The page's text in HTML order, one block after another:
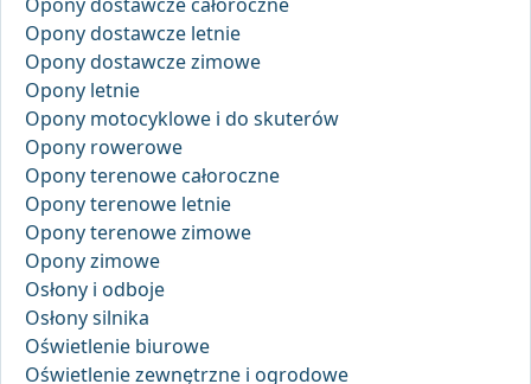
Opony dostawcze letnie
Opony dostawcze zimowe
Opony letnie
Opony motocyklowe i do skuterów
Opony rowerowe
Opony terenowe całoroczne
Opony terenowe letnie
Opony terenowe zimowe
Opony zimowe
Osłony i odboje
Osłony silnika
Oświetlenie biurowe
Oświetlenie zewnętrzne i ogrodowe